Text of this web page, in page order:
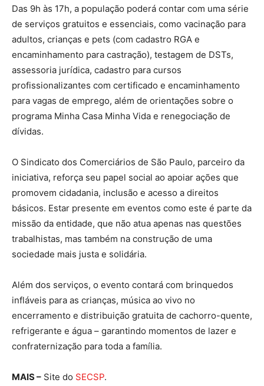
Das 9h às 17h, a população poderá contar com uma série
de serviços gratuitos e essenciais, como vacinação para
adultos, crianças e pets (com cadastro RGA e
encaminhamento para castração), testagem de DSTs,
assessoria jurídica, cadastro para cursos
profissionalizantes com certificado e encaminhamento
para vagas de emprego, além de orientações sobre o
programa Minha Casa Minha Vida e renegociação de
dívidas.
O Sindicato dos Comerciários de São Paulo, parceiro da
iniciativa, reforça seu papel social ao apoiar ações que
promovem cidadania, inclusão e acesso a direitos
básicos. Estar presente em eventos como este é parte da
missão da entidade, que não atua apenas nas questões
trabalhistas, mas também na construção de uma
sociedade mais justa e solidária.
Além dos serviços, o evento contará com brinquedos
infláveis para as crianças, música ao vivo no
encerramento e distribuição gratuita de cachorro-quente,
refrigerante e água – garantindo momentos de lazer e
confraternização para toda a família.
MAIS – Site do SECSP.